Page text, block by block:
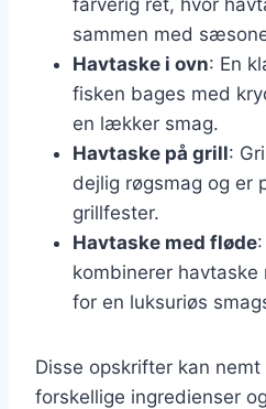
sammen med
Havtaske i ovn: En
fisken bages med
en lækker smag.
Havtaske på grill:
dejlig røgsmag og er
grillfester.
Havtaske med fløde
kombinerer
for en luksuriøs
Disse opskrifter kan
forskellige ingredienser